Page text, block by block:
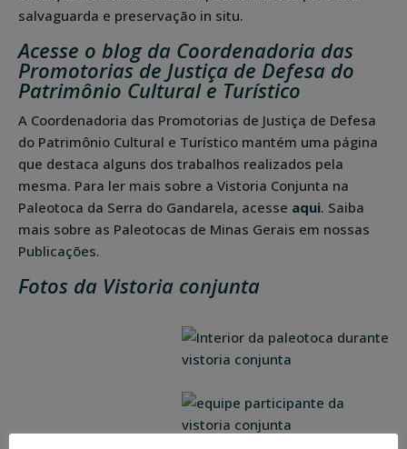
salvaguarda e preservação in situ.
Acesse o blog da Coordenadoria das
Promotorias de Justiça de Defesa do
Patrimônio Cultural e Turístico
A Coordenadoria das Promotorias de Justiça de Defesa
do Patrimônio Cultural e Turístico mantém uma página
que destaca alguns dos trabalhos realizados pela
mesma. Para ler mais sobre a Vistoria Conjunta na
Paleotoca da Serra do Gandarela, acesse aqui. Saiba
mais sobre as Paleotocas de Minas Gerais em nossas
Publicações.
Fotos da Vistoria conjunta